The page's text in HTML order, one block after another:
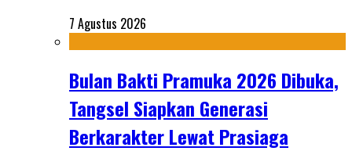
7 Agustus 2026
Bulan Bakti Pramuka 2026 Dibuka,
Tangsel Siapkan Generasi
Berkarakter Lewat Prasiaga